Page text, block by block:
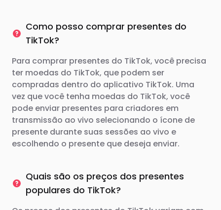
Como posso comprar presentes do
TikTok?
Para comprar presentes do TikTok, você precisa
ter moedas do TikTok, que podem ser
compradas dentro do aplicativo TikTok. Uma
vez que você tenha moedas do TikTok, você
pode enviar presentes para criadores em
transmissão ao vivo selecionando o ícone de
presente durante suas sessões ao vivo e
escolhendo o presente que deseja enviar.
Quais são os preços dos presentes
populares do TikTok?